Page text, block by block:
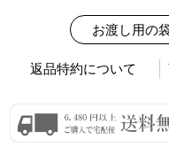
お渡し用の
返品特約について